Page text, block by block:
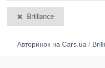
Brilliance
Авторинок на Cars.ua /